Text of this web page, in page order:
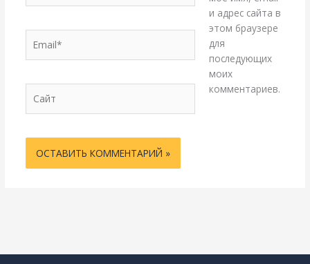
и адрес сайта в
этом браузере
для
последующих
моих
комментариев.